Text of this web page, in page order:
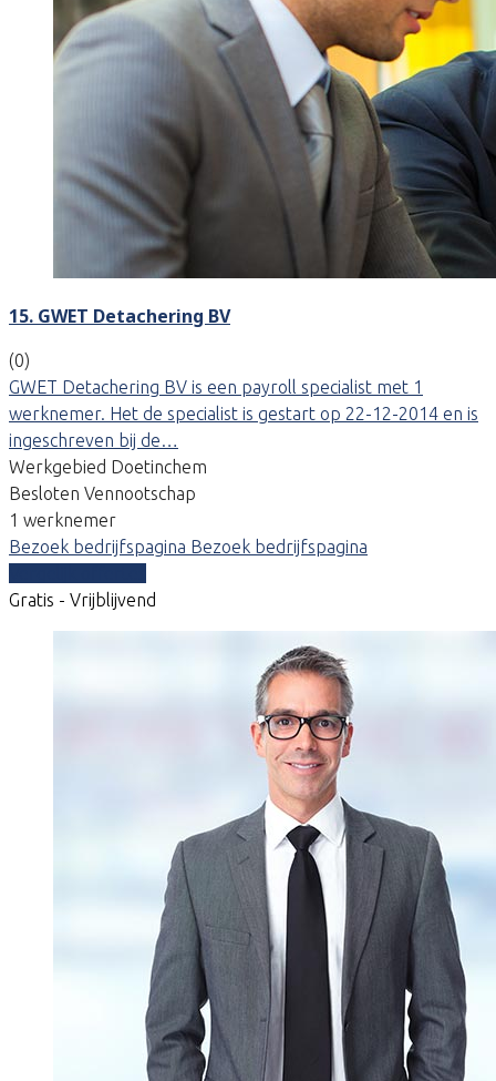
15. GWET Detachering BV
(0)
GWET Detachering BV is een payroll specialist met 1
werknemer. Het de specialist is gestart op 22-12-2014 en is
ingeschreven bij de…
Werkgebied Doetinchem
Besloten Vennootschap
1 werknemer
Bezoek bedrijfspagina Bezoek bedrijfspagina
Gratis - Vrijblijvend